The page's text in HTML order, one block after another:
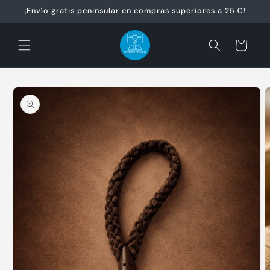
directamente
al contenido
¡Envío gratis peninsular en compras superiores a 25 €!
Carrito
directamente
a la
información